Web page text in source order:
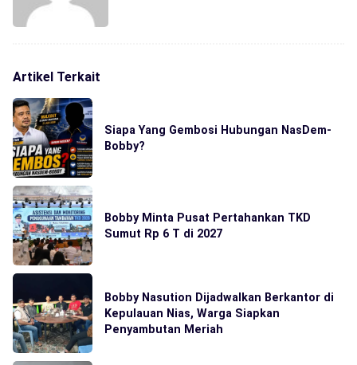
Artikel Terkait
Siapa Yang Gembosi Hubungan NasDem-
Bobby?
Bobby Minta Pusat Pertahankan TKD
Sumut Rp 6 T di 2027
Bobby Nasution Dijadwalkan Berkantor di
Kepulauan Nias, Warga Siapkan
Penyambutan Meriah